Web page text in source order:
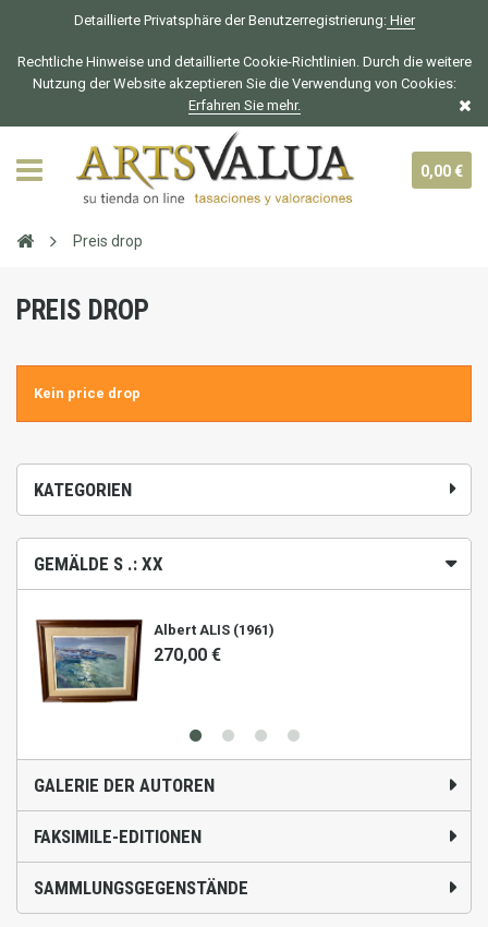
Detaillierte Privatsphäre der Benutzerregistrierung:Hier
Rechtliche Hinweise und detaillierte Cookie-Richtlinien. Durch die weitere
Nutzung der Website akzeptieren Sie die Verwendung von Cookies:
Erfahren Sie mehr.
0,00 €
Preis drop
KATEGORIEN
GEMÄLDE S .: XX
Albert ALIS (1961)
270,00 €
GALERIE DER AUTOREN
FAKSIMILE-EDITIONEN
SAMMLUNGSGEGENSTÄNDE
PREIS DROP
Kein price drop